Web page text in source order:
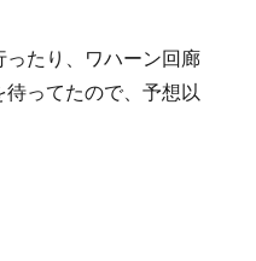
たり、ワハーン回廊
ってたので、予想以